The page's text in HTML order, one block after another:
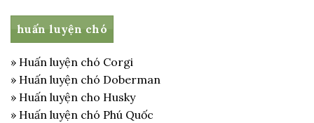
huấn luyện chó
» Huấn luyện chó Corgi
» Huấn luyện chó Doberman
» Huấn luyện cho Husky
» Huấn luyện chó Phú Quốc